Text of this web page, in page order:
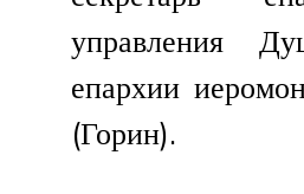
управления
епархии
(Горин).